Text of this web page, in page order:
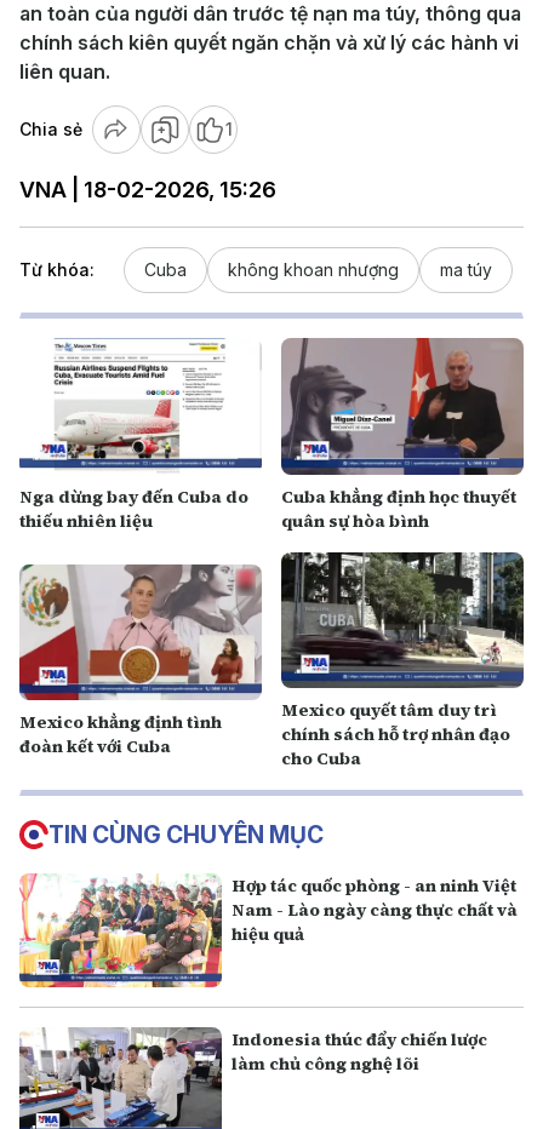
an toàn của người dân trước tệ nạn ma túy, thông qua
chính sách kiên quyết ngăn chặn và xử lý các hành vi
liên quan.
Chia sẻ 1
VNA | 18-02-2026, 15:26
Từ khóa: Cuba không khoan nhượng ma túy
Nga dừng bay đến Cuba do
thiếu nhiên liệu
Cuba khẳng định học thuyết
quân sự hòa bình
Mexico khẳng định tình
đoàn kết với Cuba
Mexico quyết tâm duy trì
chính sách hỗ trợ nhân đạo
cho Cuba
TIN CÙNG CHUYÊN MỤC
Hợp tác quốc phòng - an ninh Việt
Nam - Lào ngày càng thực chất và
hiệu quả
Indonesia thúc đẩy chiến lược
làm chủ công nghệ lõi